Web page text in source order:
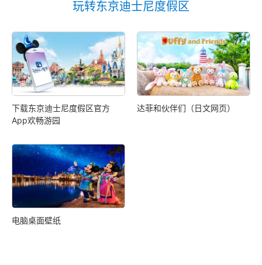
玩转东京迪士尼度假区
下载东京迪士尼度假区官方
App欢畅游园
达菲和伙伴们（日文网页）
电脑桌面壁纸